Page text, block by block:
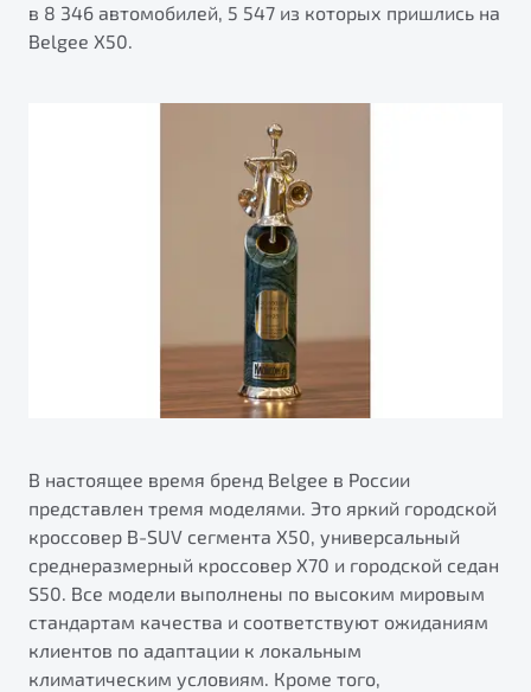
от 2 499 990 ₽*
Запись на сервис
Калькулятор ТО
в 8 346 автомобилей, 5 547 из которых пришлись на
Belgee Х50.
В настоящее время бренд Belgee в России
представлен тремя моделями. Это яркий городской
кроссовер B-SUV сегмента X50, универсальный
среднеразмерный кроссовер X70 и городской седан
S50. Все модели выполнены по высоким мировым
стандартам качества и соответствуют ожиданиям
клиентов по адаптации к локальным
климатическим условиям. Кроме того,